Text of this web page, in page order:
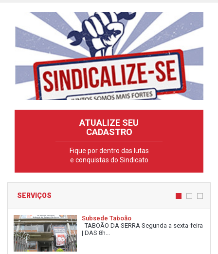
ATUALIZE SEU
CADASTRO
Fique por dentro das lutas
e conquistas do Sindicato
SERVIÇOS
Subsede Taboão
TABOÃO DA SERRA Segunda a sexta-feira
| DAS 8h...